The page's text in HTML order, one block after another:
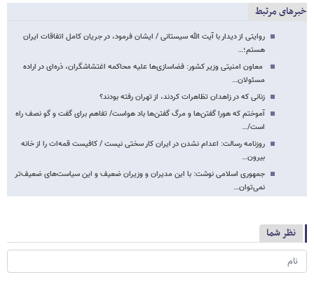
خبرهای مرتبط
روایتی از دیدار با آیت الله سیستانی / ایشان فرمود، در جریان کامل اتفاقات ایران
هستم؛…
معاون امنیتی وزیر کشور: فضاسازی‌ها علیه محاکمه اغتشاشگران، ذره‌ای در اراده
مسئولان…
زنانی که در زاهدان تظاهرات کردند، از تهران رفته بودند؟
آموختم که هورا گفتن‌ها و مرگ گفتن‌ها باد هواست/ تفاهم برای گفت و گو نصف راه
است/…
روزنامه رسالت: اعدام نشدن در ایران کار سختی نیست / کافیست قمه‌ات را از خانه
بیرون…
جمهوری اسلامی نوشت: با این مدیران و وزیران ضعیف و این سیاست‌های ضعیف‌تر
نمی‌توان…
نظر شما